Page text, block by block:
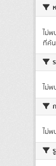
ไม่
ที่ค้
ไม่
ไม่